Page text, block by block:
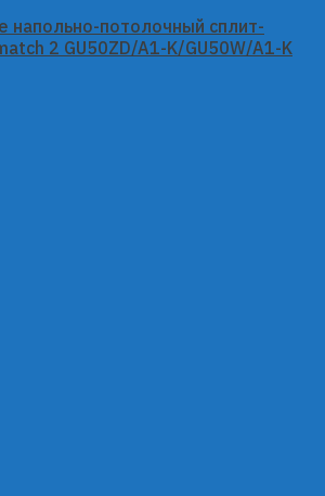
напольно-потолочный сплит-
2 GU50ZD/A1-K/GU50W/A1-K